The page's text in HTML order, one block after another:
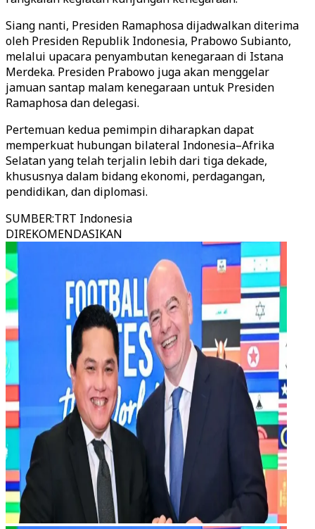
Siang nanti, Presiden Ramaphosa dijadwalkan diterima
oleh Presiden Republik Indonesia, Prabowo Subianto,
melalui upacara penyambutan kenegaraan di Istana
Merdeka. Presiden Prabowo juga akan menggelar
jamuan santap malam kenegaraan untuk Presiden
Ramaphosa dan delegasi.
Pertemuan kedua pemimpin diharapkan dapat
memperkuat hubungan bilateral Indonesia–Afrika
Selatan yang telah terjalin lebih dari tiga dekade,
khususnya dalam bidang ekonomi, perdagangan,
pendidikan, dan diplomasi.
SUMBER:TRT Indonesia
DIREKOMENDASIKAN